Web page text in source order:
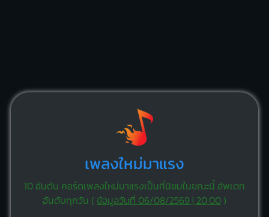
เพลงใหม่มาแรง
10 อันดับ คอร์ดเพลงใหม่มาแรงเป็นที่นิยมในขณะนี้ อัพเดท
อันดับทุกวัน ( ข้อมูลวันที่ 06/08/2569 | 20:00)